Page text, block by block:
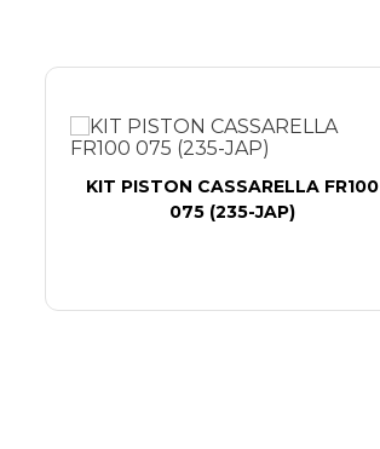
KIT PISTON CASSARELLA FR100
075 (235-JAP)